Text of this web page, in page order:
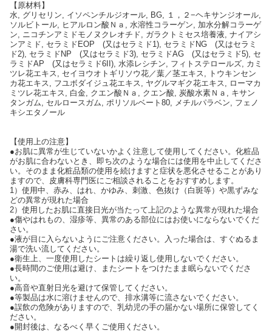
【原材料】
水, グリセリン, イソペンチルジオール, BG, １，２−ヘキサンジオール,
ソルビトール, ヒアルロン酸Ｎａ, 水溶性コラーゲン, 加水分解コラーゲ
ン, ニコチンアミドモノヌクレオチド, ガラクトミセス培養液, ナイアシ
ンアミド, セラミドEOP (又はセラミド1), セラミドNG (又はセラミ
ド2), セラミドNP (又はセラミド3), セラミドAG (又はセラミド5), セ
ラミドAP (又はセラミド6II), 水添レシチン, フィトステロールズ, カミ
ツレ花エキス, セイヨウオトギリソウ花／葉／茎エキス, トウキンセン
カ花エキス, フユボダイジュ花エキス, ヤグルマギク花エキス, ローマカ
ミツレ花エキス, 白金, クエン酸Ｎａ, クエン酸, 炭酸水素Ｎａ, キサン
タンガム, セルロースガム, ポリソルベート80, メチルパラベン, フェノ
キシエタノール
【使用上の注意】
●お肌に異常が生じていないかよく注意して使用してください。化粧品
がお肌に合わないとき、即ち次のような場合には使用を中止してくださ
い。そのまま化粧品類の使用を続けますと症状を悪化させることがあり
ますので、皮膚科専門医にご相談されることをおすすめします。
1）使用中、赤み、はれ、かゆみ、刺激、色抜け（白斑等）や黒ずみな
どの異常が現れた場合
2）使用したお肌に直接日光が当たって上記のような異常が現れた場合
●傷やはれもの、湿疹等、異常のある部位にはお使いにならないでくだ
さい。
●液が目に入らないようにご注意ください。入った場合は、すぐぬるま
湯で洗い流してください。
●衛生上、一度使用したシートは繰り返し使用しないでください。
●長時間のご使用は避け、またシートをつけたまま眠らないでくださ
い。
●高音や直射日光を避けて保管してください。
●等製品は水に溶けませんので、排水溝等に流さないでください。
●誤飲の危険がありますので、乳幼児の手の届かない場所に保管してく
ださい。
●開封後は、なるべく早くご使用ください。